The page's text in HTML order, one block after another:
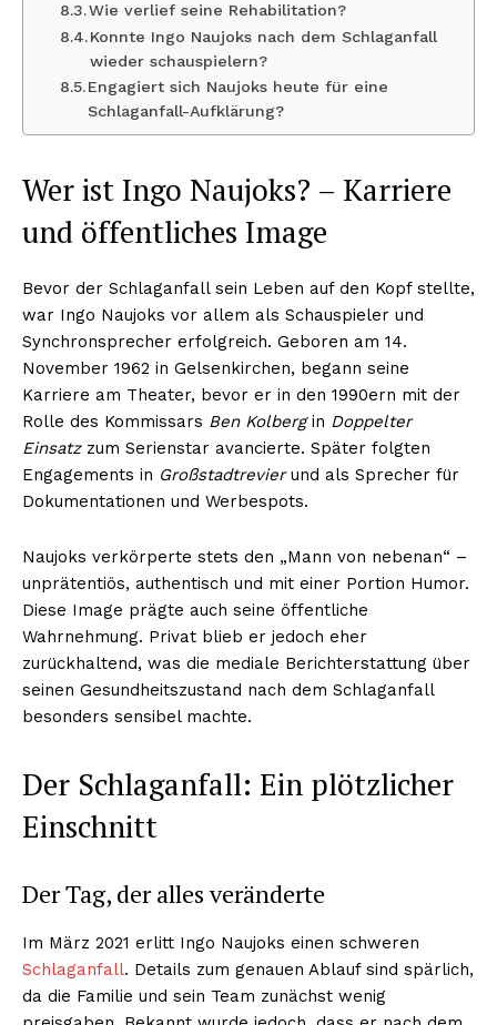
Wie verlief seine Rehabilitation?
Konnte Ingo Naujoks nach dem Schlaganfall
wieder schauspielern?
Engagiert sich Naujoks heute für eine
Schlaganfall-Aufklärung?
Wer ist Ingo Naujoks? – Karriere
und öffentliches Image
Bevor der Schlaganfall sein Leben auf den Kopf stellte,
war Ingo Naujoks vor allem als Schauspieler und
Synchronsprecher erfolgreich. Geboren am 14.
November 1962 in Gelsenkirchen, begann seine
Karriere am Theater, bevor er in den 1990ern mit der
Rolle des Kommissars Ben Kolbergin Doppelter
Einsatzzum Serienstar avancierte. Später folgten
Engagements in Großstadtrevierund als Sprecher für
Dokumentationen und Werbespots.
Naujoks verkörperte stets den „Mann von nebenan“ –
unprätentiös, authentisch und mit einer Portion Humor.
Diese Image prägte auch seine öffentliche
Wahrnehmung. Privat blieb er jedoch eher
zurückhaltend, was die mediale Berichterstattung über
seinen Gesundheitszustand nach dem Schlaganfall
besonders sensibel machte.
Der Schlaganfall: Ein plötzlicher
Einschnitt
Der Tag, der alles veränderte
Im März 2021 erlitt Ingo Naujoks einen schweren
Schlaganfall. Details zum genauen Ablauf sind spärlich,
da die Familie und sein Team zunächst wenig